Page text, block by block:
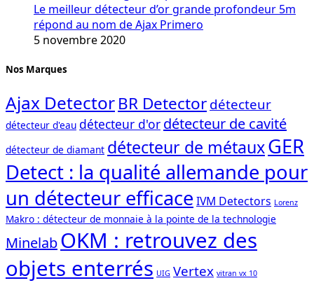
Le meilleur détecteur d’or grande profondeur 5m
répond au nom de Ajax Primero
5 novembre 2020
Nos Marques
Ajax DetectorBR Detectordétecteur
détecteur d'eau détecteur d'or détecteur de cavité
détecteur de diamant détecteur de métauxGER
Detect : la qualité allemande pour
un détecteur efficace IVM Detectors Lorenz
Makro : détecteur de monnaie à la pointe de la technologie
MinelabOKM : retrouvez des
objets enterrés UIG Vertex vitran vx 10